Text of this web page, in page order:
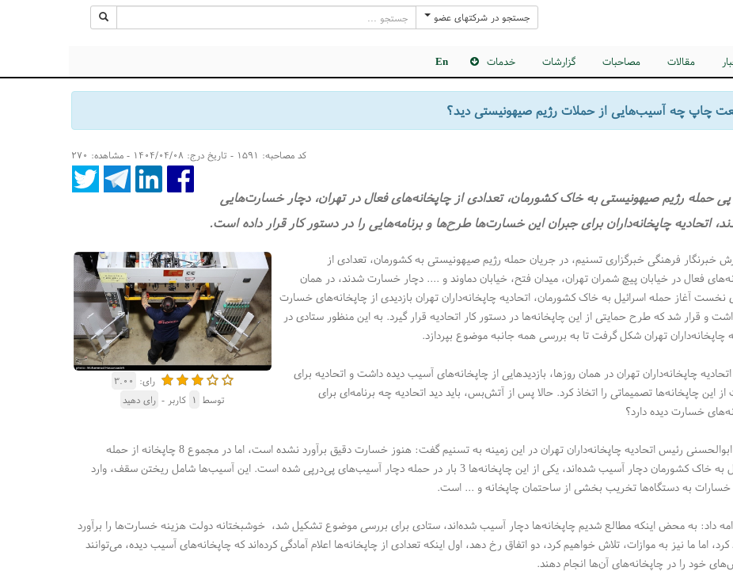
جستجو در شرکتهای عضو
مقالات مصاحبات گزارشات خدمات En
چاپ چه آسیب‌هایی از حملات رژیم صیهونیستی دید؟
کد مصاحبه: ۱۵۹۱ - تاریخ درج: ۱۴۰۴/۰۴/۰۸ - مشاهده: ۲۷۰
حمله رژیم صیهونیستی به خاک کشورمان،‌ تعدادی از چاپخانه‌های فعال در تهران‌، دچار خسارت‌هایی
اتحادیه چاپخانه‌داران برای جبران این خسارت‌ها طرح‌ها و برنامه‌هایی را در دستور کار قرار داده است.
رای: ۳.۰۰
توسط ۱ کاربر - رای دهید
خبرنگار فرهنگی خبرگزاری تسنیم،‌ در جریان حمله رژیم صیهونیستی به کشورمان،‌ تعدادی از
فعال در خیابان پیچ شمران تهران،‌ میدان فتح،‌ خیابان دماوند و .... دچار خسارت شدند،‌ در همان
نخست آغاز حمله اسرائیل به خاک کشورمان،‌ اتحادیه چاپخانه‌داران تهران بازدیدی از چاپخانه‌های خسارت
و قرار شد که طرح حمایتی از این چاپخانه‌ها در دستور کار اتحادیه قرار گیرد. به این منظور ستادی در
چاپخانه‌داران تهران شکل گرفت تا به بررسی همه جانبه موضوع بپردازد.
چاپخانه‌داران تهران در همان روزها،‌ بازدیدهایی از چاپخانه‌های آسیب دیده داشت و اتحادیه برای
این چاپخانه‌ها تصمیماتی را اتخاذ کرد. حالا پس از آتش‌بس،‌ باید دید اتحادیه چه برنامه‌ای برای
خسارت دیده دارد؟
احمد ابوالحسنی رئیس اتحادیه چاپخانه‌داران تهران در این زمینه به تسنیم گفت: هنوز خسارت دقیق برآورد نشده است،‌ اما در مجموع 8 چاپخانه از حمله
اسرائیل به خاک کشورمان دچار آسیب شده‌اند،‌ یکی از این چاپخانه‌ها 3 بار در حمله دچار آسیب‌های پی‌درپی شده است. این آسیب‌ها شامل ریختن سقف‌، وارد
خسارات به دستگاه‌ها تخریب بخشی از ساحتمان چاپخانه و ... است.
داد: به محض اینکه مطالع شدیم چاپخانه‌ها دچار آسیب شده‌اند،‌ ستادی برای بررسی موضوع تشکیل شد،‌ خوشبختانه دولت هزینه خسارت‌ها را برآورد
اما ما نیز به موازات،‌ تلاش خواهیم کرد‌، دو اتفاق رخ دهد،‌ اول اینکه تعدادی از چاپخانه‌ها اعلام آمادگی کرده‌اند که چاپخانه‌های آسیب دیده،‌ می‌توانند
خود را در چاپخانه‌های آن‌ها انجام دهند‌.